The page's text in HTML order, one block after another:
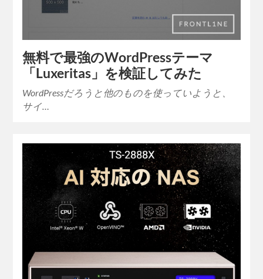
無料で最強のWordPressテーマ
「Luxeritas」を検証してみた
WordPressだろうと他のものを使っていようと、
サイ…